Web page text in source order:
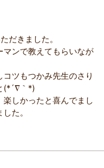
だきました。
ンで教えてもらいなが
ツもつかみ先生のさり
(*´∇｀*)
しかったと喜んでまし
た。